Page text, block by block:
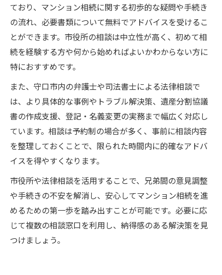
ており、マンション相続に関する初歩的な疑問や手続き
の流れ、必要書類について無料でアドバイスを受けるこ
とができます。市役所の相談は中立性が高く、初めて相
続を経験する方や何から始めればよいかわからない方に
特におすすめです。
また、守口市内の弁護士や司法書士による法律相談で
は、より具体的な事例やトラブル解決策、遺産分割協議
書の作成支援、登記・名義変更の実務まで幅広く対応し
ています。相談は予約制の場合が多く、事前に相談内容
を整理しておくことで、限られた時間内に的確なアドバ
イスを得やすくなります。
市役所や法律相談を活用することで、兄弟間の意見調整
や手続きの不安を解消し、安心してマンション相続を進
めるための第一歩を踏み出すことが可能です。必要に応
じて複数の相談窓口を利用し、納得感のある解決策を見
つけましょう。